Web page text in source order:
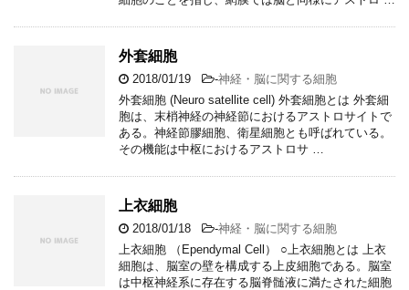
外套細胞
2018/01/19 -神経・脳に関する細胞
外套細胞 (Neuro satellite cell) 外套細胞とは 外套細
胞は、末梢神経の神経節におけるアストロサイトで
ある。神経節膠細胞、衛星細胞とも呼ばれている。
その機能は中枢におけるアストロサ …
上衣細胞
2018/01/18 -神経・脳に関する細胞
上衣細胞 （Ependymal Cell） ○上衣細胞とは 上衣
細胞は、脳室の壁を構成する上皮細胞である。脳室
は中枢神経系に存在する脳脊髄液に満たされた細胞